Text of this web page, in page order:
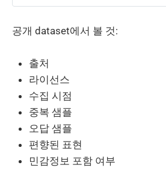
공개 dataset에서 볼 것:
출처
라이선스
수집 시점
중복 샘플
오답 샘플
편향된 표현
민감정보 포함 여부